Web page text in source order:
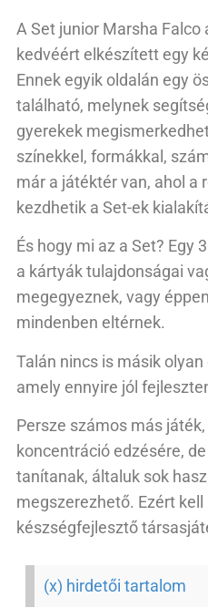
A Set junior Marsha
kedvéért elkészített egy
Ennek egyik oldalán egy
található, melynek
gyerekek
színekkel, formákkal,
már a játéktér van, ahol a
kezdhetik a Set-ek
És hogy mi az a Set? Egy
a kártyák tulajdonságai
megegyeznek, vagy
mindenben eltérnek.
Talán nincs is másik
amely ennyire jól
Persze számos más
koncentráció edzésére,
tanítanak, általuk sok
megszerezhető. Ezért
készségfejlesztő
(x) hirdetői tartalom